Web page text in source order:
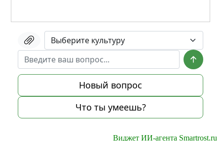
Виджет ИИ-агента Smartrost.ru